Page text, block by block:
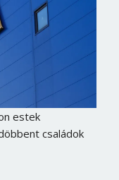
estek
családok